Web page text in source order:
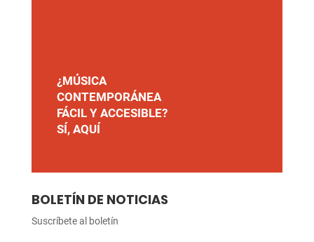
¿MÚSICA
CONTEMPORÁNEA
FÁCIL Y ACCESIBLE?
SÍ, AQUÍ
BOLETÍN DE NOTICIAS
Suscríbete al boletín